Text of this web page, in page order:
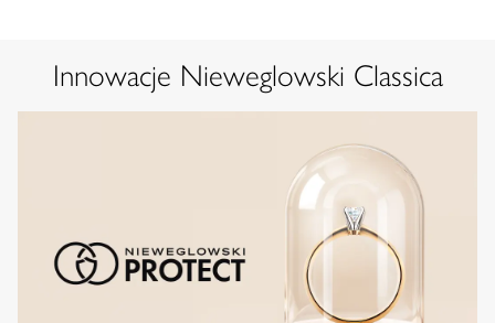
Innowacje Nieweglowski Classica